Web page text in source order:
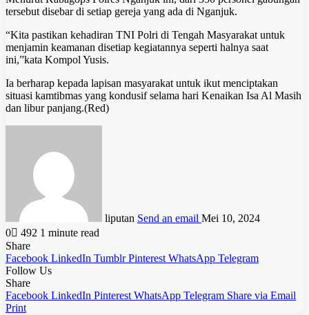
tersebut disebar di setiap gereja yang ada di Nganjuk.
“Kita pastikan kehadiran TNI Polri di Tengah Masyarakat untuk
menjamin keamanan disetiap kegiatannya seperti halnya saat
ini,”kata Kompol Yusis.
Ia berharap kepada lapisan masyarakat untuk ikut menciptakan
situasi kamtibmas yang kondusif selama hari Kenaikan Isa Al Masih
dan libur panjang.(Red)
liputan Send an email Mei 10, 2024
0
492 1 minute read
Share
Facebook LinkedIn Tumblr Pinterest WhatsApp Telegram
Follow Us
Share
Facebook LinkedIn Pinterest WhatsApp Telegram Share via Email
Print